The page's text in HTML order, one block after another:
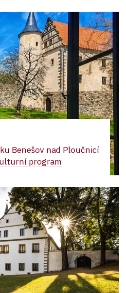
Benešov nad Ploučnicí
program